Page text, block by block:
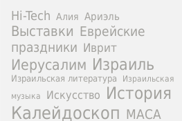
Hi-Tech Алия Ариэль
Выставки Еврейские
праздники Иврит
Иерусалим Израиль
Израильская литература
Израильская
музыка
Искусство История
Калейдоскоп МАСА